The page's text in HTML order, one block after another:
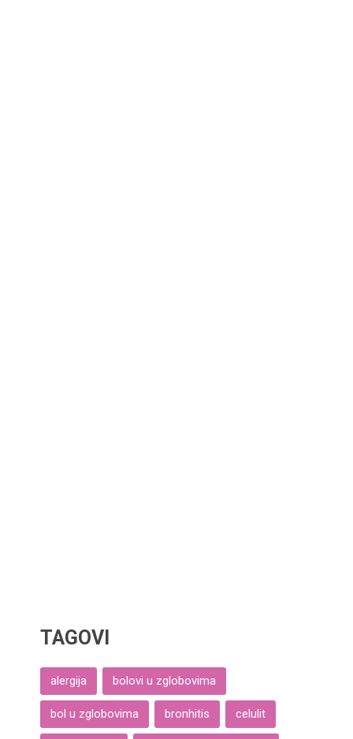
TAGOVI
alergija bolovi u zglobovima
bol u zglobovima bronhitis celulit